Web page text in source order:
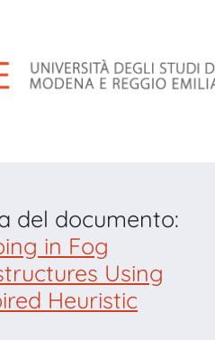
del documento:
in Fog
Using
Heuristic